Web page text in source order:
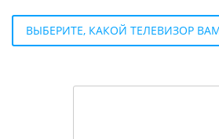
ВЫБЕРИТЕ, КАКОЙ ТЕЛЕВИЗОР